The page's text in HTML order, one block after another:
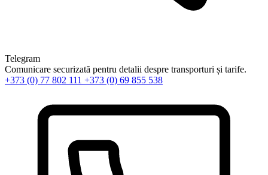
Telegram
Comunicare securizată pentru detalii despre transporturi și tarife.
+373 (0) 77 802 111 +373 (0) 69 855 538